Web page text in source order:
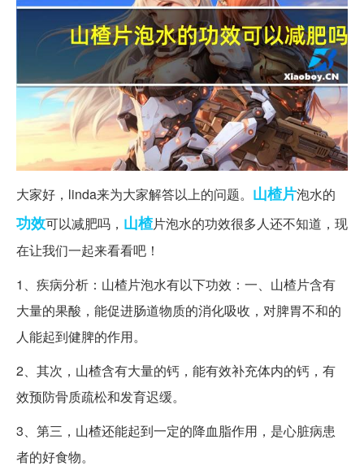
大家好，linda来为大家解答以上的问题。 山楂片泡水的
功效可以减肥吗， 山楂片泡水的功效很多人还不知道，现
在让我们一起来看看吧！
1、疾病分析：山楂片泡水有以下功效：一、山楂片含有
大量的果酸，能促进肠道物质的消化吸收，对脾胃不和的
人能起到健脾的作用。
2、其次，山楂含有大量的钙，能有效补充体内的钙，有
效预防骨质疏松和发育迟缓。
3、第三，山楂还能起到一定的降血脂作用，是心脏病患
者的好食物。